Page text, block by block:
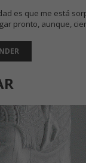
es que me está
pronto, aunque,